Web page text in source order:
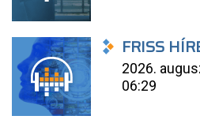
FRISS
2026.
06:29